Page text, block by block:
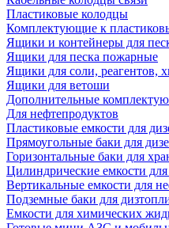
Пластиковые колодцы
Комплектующие к
Ящики и контейнеры для
Ящики для песка пожарные
Ящики для соли, реагентов,
Ящики для ветоши
Дополнительные
Для нефтепродуктов
Пластиковые емкости для
Прямоугольные баки для
Горизонтальные баки для
Цилиндрические емкости
Вертикальные емкости для
Подземные баки для
Емкости для химических